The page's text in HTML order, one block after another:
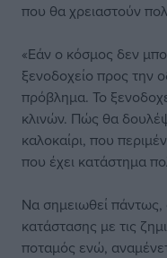
που θα χρειαστούν
«Εάν ο κόσμος δεν
ξενοδοχείο προς την
πρόβλημα. Το
κλινών. Πώς θα
καλοκαίρι, που
που έχει κατάστημα
Να σημειωθεί πάντως,
κατάστασης με τις
ποταμός ενώ,